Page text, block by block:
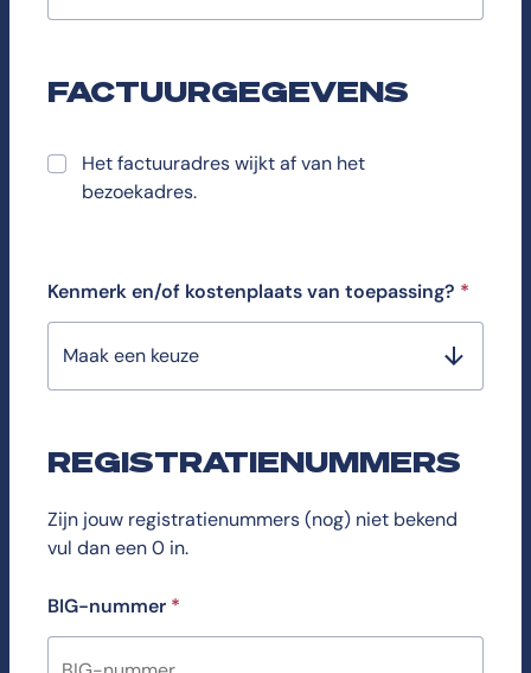
FACTUURGEGEVENS
Het factuuradres wijkt af van het
bezoekadres.
Kenmerk en/of kostenplaats van toepassing? *
Maak een keuze
REGISTRATIENUMMERS
Zijn jouw registratienummers (nog) niet bekend
vul dan een 0 in.
BIG-nummer *